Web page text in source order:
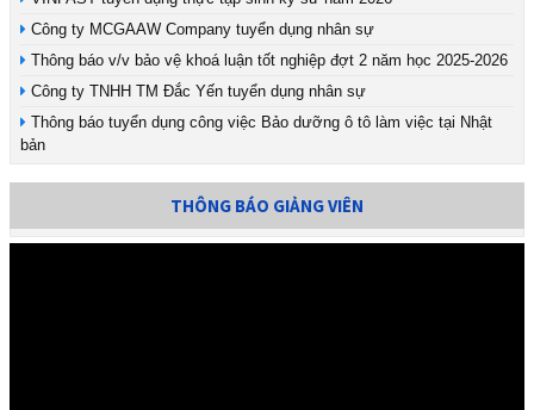
Công ty MCGAAW Company tuyển dụng nhân sự
Thông báo v/v bảo vệ khoá luận tốt nghiệp đợt 2 năm học 2025-2026
Công ty TNHH TM Đắc Yến tuyển dụng nhân sự
Thông báo tuyển dụng công việc Bảo dưỡng ô tô làm việc tại Nhật
bản
THÔNG BÁO GIẢNG VIÊN